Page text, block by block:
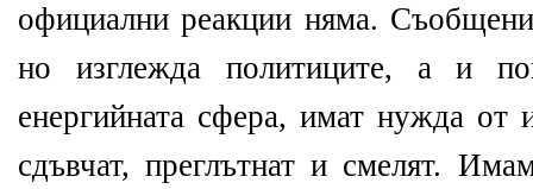
официални реакции няма.
но изглежда политиците, а и
енергийната сфера, имат нужда от
сдъвчат, преглътнат и смелят.